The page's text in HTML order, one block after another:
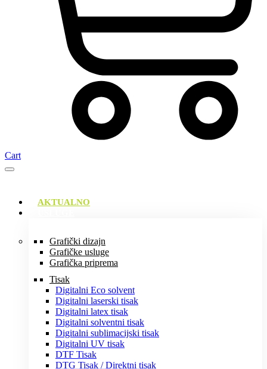
Cart
AKTUALNO
Grafički dizajn
Grafičke usluge
Grafička priprema
Tisak
Digitalni Eco solvent
Digitalni laserski tisak
Digitalni latex tisak
Digitalni solventni tisak
Digitalni sublimacijski tisak
Digitalni UV tisak
DTF Tisak
DTG Tisak / Direktni tisak